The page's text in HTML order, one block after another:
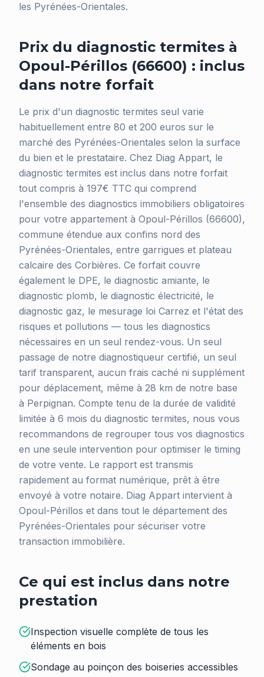
les Pyrénées-Orientales.
Prix du diagnostic termites à
Opoul-Périllos (66600) : inclus
dans notre forfait
Le prix d'un diagnostic termites seul varie
habituellement entre 80 et 200 euros sur le
marché des Pyrénées-Orientales selon la surface
du bien et le prestataire. Chez Diag Appart, le
diagnostic termites est inclus dans notre forfait
tout compris à 197€ TTC qui comprend
l'ensemble des diagnostics immobiliers obligatoires
pour votre appartement à Opoul-Périllos (66600),
commune étendue aux confins nord des
Pyrénées-Orientales, entre garrigues et plateau
calcaire des Corbières. Ce forfait couvre
également le DPE, le diagnostic amiante, le
diagnostic plomb, le diagnostic électricité, le
diagnostic gaz, le mesurage loi Carrez et l'état des
risques et pollutions — tous les diagnostics
nécessaires en un seul rendez-vous. Un seul
passage de notre diagnostiqueur certifié, un seul
tarif transparent, aucun frais caché ni supplément
pour déplacement, même à 28 km de notre base
à Perpignan. Compte tenu de la durée de validité
limitée à 6 mois du diagnostic termites, nous vous
recommandons de regrouper tous vos diagnostics
en une seule intervention pour optimiser le timing
de votre vente. Le rapport est transmis
rapidement au format numérique, prêt à être
envoyé à votre notaire. Diag Appart intervient à
Opoul-Périllos et dans tout le département des
Pyrénées-Orientales pour sécuriser votre
transaction immobilière.
Ce qui est inclus dans notre
prestation
Inspection visuelle complète de tous les
éléments en bois
Sondage au poinçon des boiseries accessibles